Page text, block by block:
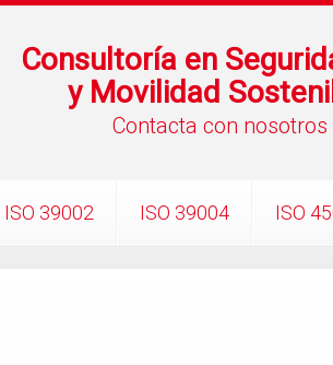
Consultoría en
y Movilidad
Contacta con nosotros
ISO 39002 ISO 39004 ISO